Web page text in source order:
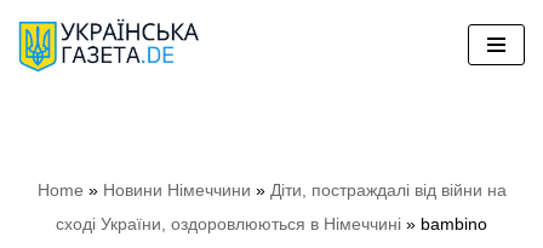
Перейти
Home » Новини Німеччини » Діти, постраждалі від війни на
сході України, оздоровлюються в Німеччині » bambino